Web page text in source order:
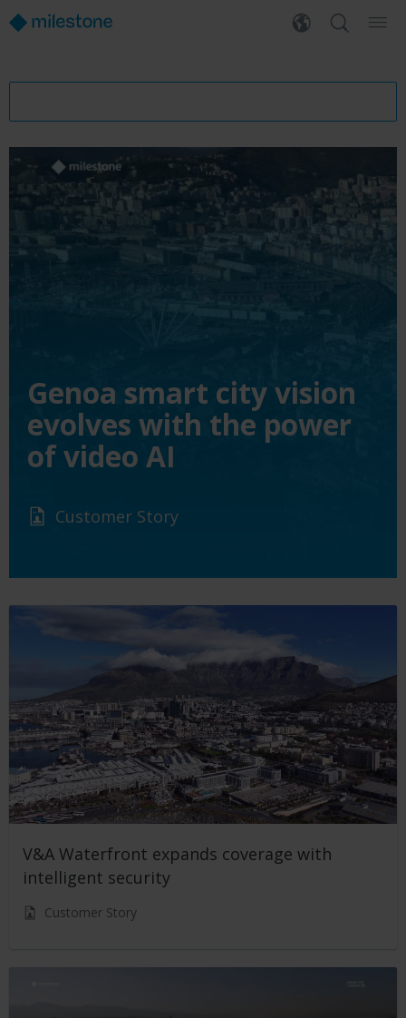
Genoa smart city vision
evolves with the power
of video AI
Customer Story
V&A Waterfront expands coverage with
intelligent security
Customer Story